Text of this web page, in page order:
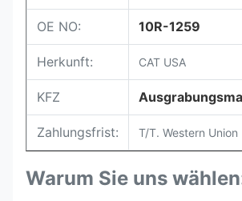
OE NO: 10R-1259
Herkunft: CAT USA
KFZ
Zahlungsfrist: T/T. Western Union
Warum Sie uns